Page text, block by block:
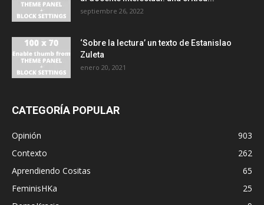
septiembre 26, 2022
‘Sobre la lectura’ un texto de Estanislao
Zuleta
enero 20, 2021
CATEGORÍA POPULAR
Opinión
903
Contexto
262
Aprendiendo Cositas
65
FeminisHKa
25